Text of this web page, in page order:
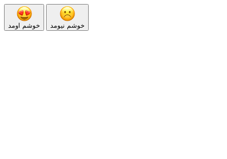
خوشم اومد خوشم نیومد